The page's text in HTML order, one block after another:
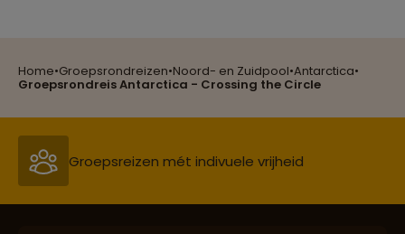
Home•Groepsrondreizen•Noord- en Zuidpool•Antarctica•
Groepsrondreis Antarctica - Crossing the Circle
Reizen met oog voor mens, cultuur en milieu
Groepsreizen mét indivuele vrijheid